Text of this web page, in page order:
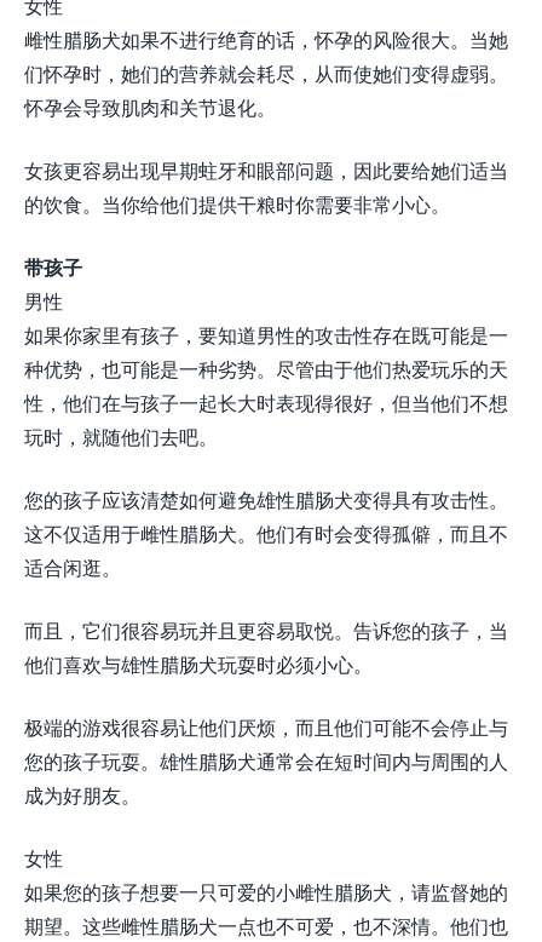
女性
雌性腊肠犬如果不进行绝育的话，怀孕的风险很大。当她
们怀孕时，她们的营养就会耗尽，从而使她们变得虚弱。
怀孕会导致肌肉和关节退化。
女孩更容易出现早期蛀牙和眼部问题，因此要给她们适当
的饮食。当你给他们提供干粮时你需要非常小心。
带孩子
男性
如果你家里有孩子，要知道男性的攻击性存在既可能是一
种优势，也可能是一种劣势。尽管由于他们热爱玩乐的天
性，他们在与孩子一起长大时表现得很好，但当他们不想
玩时，就随他们去吧。
您的孩子应该清楚如何避免雄性腊肠犬变得具有攻击性。
这不仅适用于雌性腊肠犬。他们有时会变得孤僻，而且不
适合闲逛。
而且，它们很容易玩并且更容易取悦。告诉您的孩子，当
他们喜欢与雄性腊肠犬玩耍时必须小心。
极端的游戏很容易让他们厌烦，而且他们可能不会停止与
您的孩子玩耍。雄性腊肠犬通常会在短时间内与周围的人
成为好朋友。
女性
如果您的孩子想要一只可爱的小雌性腊肠犬，请监督她的
期望。这些雌性腊肠犬一点也不可爱，也不深情。他们也